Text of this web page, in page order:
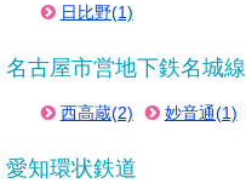
日比野(1)
名古屋市営地下鉄名城線
西高蔵(2) 妙音通(1)
愛知環状鉄道